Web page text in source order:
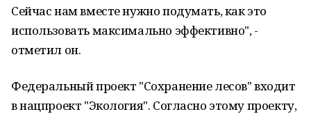
Сейчас нам вместе нужно подумать, как это
использовать максимально эффективно", -
отметил он.
Федеральный проект "Сохранение лесов" входит
в нацпроект "Экология". Согласно этому проекту,